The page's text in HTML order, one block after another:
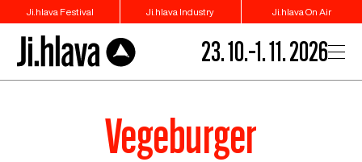
Ji.hlava Festival Ji.hlava Industry Ji.hlava On Air
23. 10.–1. 11. 2026
Vegeburger